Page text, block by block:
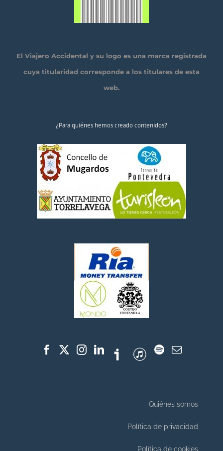
El Viajero Accidental y su logo es una marca registrada
cuya titularidad corresponde a los titulares de esta
web.
¿Para quiénes hemos creado contenidos?
Quiénes somos
Política de privacidad
Política de cookies